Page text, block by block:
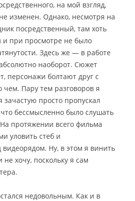
на мой взгляд,
изменен. Однако, несмотря на
посредственный, там хоть
и при просмотре не было
Здесь же — в работе
наоборот. Сюжет
персонажи болтают друг с
чем. Пару тем разговоров я
зачастую просто пропускал
бессмысленно было слушать
протяжении всего фильма
уловить стеб и
видеорядом. Ну, в этом я винить
хочу, поскольку я сам
недовольным. Как и в